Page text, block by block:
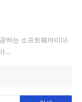
하는 소프트웨어이다.
…